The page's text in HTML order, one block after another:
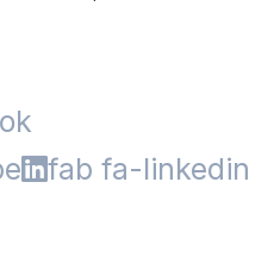
fab fa-linkedin